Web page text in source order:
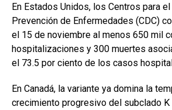
En Estados Unidos, los Centros para
Prevención de Enfermedades (CDC)
el 15 de noviembre al menos 650 mil
hospitalizaciones y 300 muertes
el 73.5 por ciento de los casos
En Canadá, la variante ya domina la
crecimiento progresivo del subclado